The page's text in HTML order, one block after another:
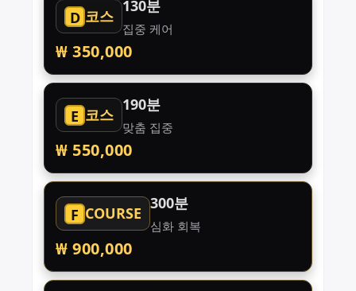
D 코스
130분
집중 케어
₩ 350,000
E 코스
190분
맞춤 집중
₩ 550,000
F COURSE
300분
심화 회복
₩ 900,000